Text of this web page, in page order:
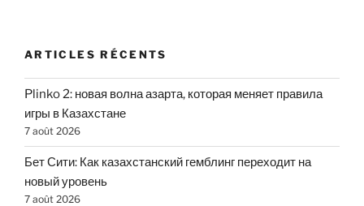
ARTICLES RÉCENTS
Plinko 2: новая волна азарта, которая меняет правила
игры в Казахстане
7 août 2026
Бет Сити: Как казахстанский гемблинг переходит на
новый уровень
7 août 2026